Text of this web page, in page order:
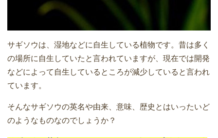
サギソウは、湿地などに自生している植物です。昔は多く
の場所に自生していたと言われていますが、現在では開発
などによって自生しているところが減少していると言われ
ています。
そんなサギソウの英名や由来、意味、歴史とはいったいど
のようなものなのでしょうか？